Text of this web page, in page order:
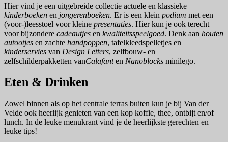
Hier vind je een uitgebreide collectie actuele en klassieke
kinderboeken en jongerenboeken. Er is een klein podium met een
(voor-)leesstoel voor kleine presentaties. Hier kun je ook terecht
voor bijzondere cadeautjes en kwaliteitsspeelgoed. Denk aan houten
autootjes en zachte handpoppen, tafelkleedspelletjes en
kinderservies van Design Letters, zelfbouw- en
zelfschilderpakketten vanCalafanten Nanoblocks minilego.
Eten & Drinken
Zowel binnen als op het centrale terras buiten kun je bij Van der
Velde ook heerlijk genieten van een kop koffie, thee, ontbijt en/of
lunch. In de leuke menukrant vind je de heerlijkste gerechten en
leuke tips!